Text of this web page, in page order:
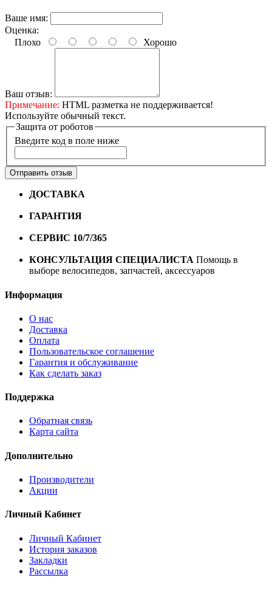
Ваше имя:
Оценка:
Плохо
Хорошо
Ваш отзыв:
Примечание: HTML разметка не поддерживается!
Используйте обычный текст.
Защита от роботов
Введите код в поле ниже
Отправить отзыв
ДОСТАВКА
ГАРАНТИЯ
СЕРВИС 10/7/365
КОНСУЛЬТАЦИЯ СПЕЦИАЛИСТА Помощь в
выборе велосипедов, запчастей, аксессуаров
Информация
О нас
Доставка
Оплата
Пользовательское соглашение
Гарантия и обслуживание
Как сделать заказ
Поддержка
Обратная связь
Карта сайта
Дополнительно
Производители
Акции
Личный Кабинет
Личный Кабинет
История заказов
Закладки
Рассылка